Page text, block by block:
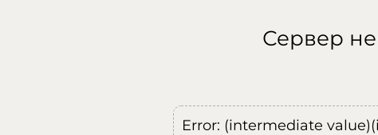
Сервер
Error: (intermediate